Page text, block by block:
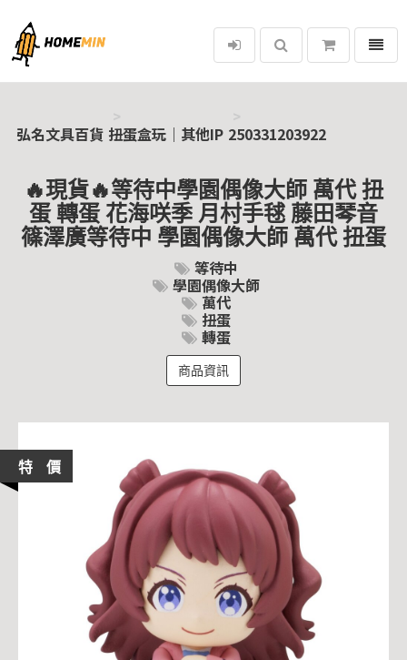
弘名文具百貨
選單
弘名文具百貨 扭蛋盒玩｜其他IP 250331203922
🔥現貨🔥等待中學園偶像大師 萬代 扭
蛋 轉蛋 花海咲季 月村手毬 藤田琴音
篠澤廣等待中 學園偶像大師 萬代 扭蛋
等待中
學園偶像大師
萬代
扭蛋
轉蛋
商品資訊
特 價